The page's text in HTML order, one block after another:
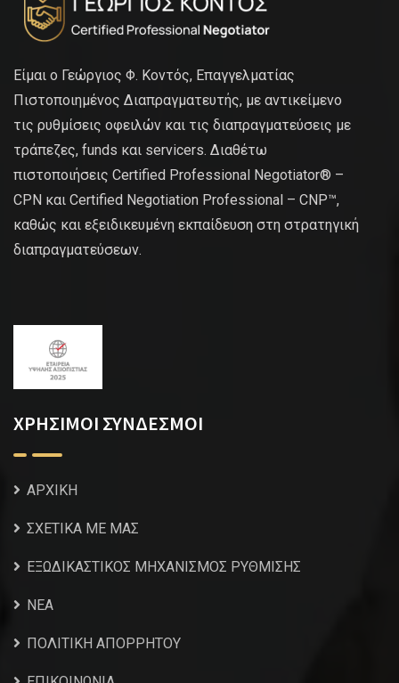
Είμαι ο Γεώργιος Φ. Κοντός, Επαγγελματίας
Πιστοποιημένος Διαπραγματευτής, με αντικείμενο
τις ρυθμίσεις οφειλών και τις διαπραγματεύσεις με
τράπεζες, funds και servicers. Διαθέτω
πιστοποιήσεις Certified Professional Negotiator® –
CPN και Certified Negotiation Professional – CNP™,
καθώς και εξειδικευμένη εκπαίδευση στη στρατηγική
διαπραγματεύσεων.
ΧΡΗΣΙΜΟΙ ΣΥΝΔΕΣΜΟΙ
ΑΡΧΙΚΗ
ΣΧΕΤΙΚΑ ΜΕ ΜΑΣ
ΕΞΩΔΙΚΑΣΤΙΚΟΣ ΜΗΧΑΝΙΣΜΟΣ ΡΥΘΜΙΣΗΣ
NEA
ΠΟΛΙΤΙΚΗ ΑΠΟΡΡΗΤΟΥ